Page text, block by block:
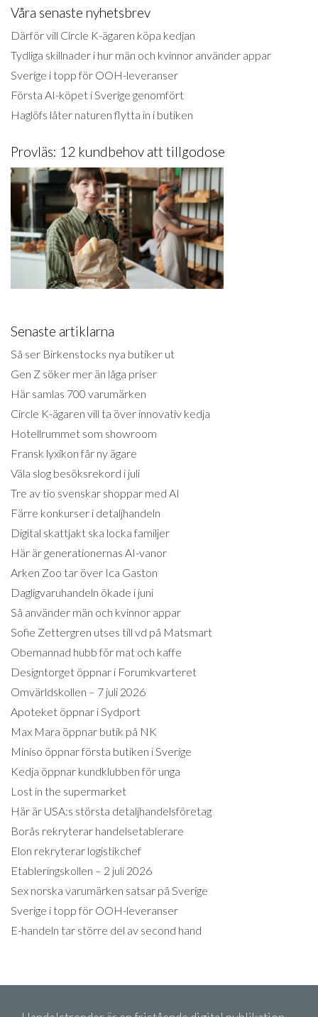
Våra senaste nyhetsbrev
Därför vill Circle K-ägaren köpa kedjan
Tydliga skillnader i hur män och kvinnor använder appar
Sverige i topp för OOH-leveranser
Första AI-köpet i Sverige genomfört
Haglöfs låter naturen flytta in i butiken
Provläs: 12 kundbehov att tillgodose
Senaste artiklarna
Så ser Birkenstocks nya butiker ut
Gen Z söker mer än låga priser
Här samlas 700 varumärken
Circle K-ägaren vill ta över innovativ kedja
Hotellrummet som showroom
Fransk lyxikon får ny ägare
Väla slog besöksrekord i juli
Tre av tio svenskar shoppar med AI
Färre konkurser i detaljhandeln
Digital skattjakt ska locka familjer
Här är generationernas AI-vanor
Arken Zoo tar över Ica Gaston
Dagligvaruhandeln ökade i juni
Så använder män och kvinnor appar
Sofie Zettergren utses till vd på Matsmart
Obemannad hubb för mat och kaffe
Designtorget öppnar i Forumkvarteret
Omvärldskollen – 7 juli 2026
Apoteket öppnar i Sydport
Max Mara öppnar butik på NK
Miniso öppnar första butiken i Sverige
Kedja öppnar kundklubben för unga
Lost in the supermarket
Här är USA:s största detaljhandelsföretag
Borås rekryterar handelsetablerare
Elon rekryterar logistikchef
Etableringskollen – 2 juli 2026
Sex norska varumärken satsar på Sverige
Sverige i topp för OOH-leveranser
E-handeln tar större del av second hand